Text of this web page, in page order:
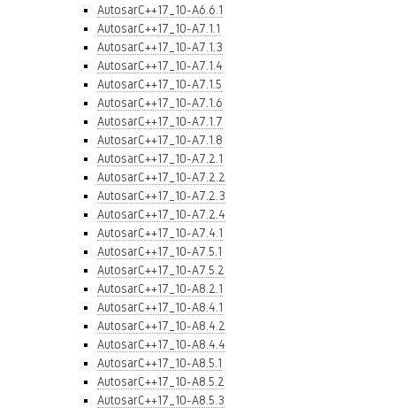
AutosarC++17_10-A6.6.1
AutosarC++17_10-A7.1.1
AutosarC++17_10-A7.1.3
AutosarC++17_10-A7.1.4
AutosarC++17_10-A7.1.5
AutosarC++17_10-A7.1.6
AutosarC++17_10-A7.1.7
AutosarC++17_10-A7.1.8
AutosarC++17_10-A7.2.1
AutosarC++17_10-A7.2.2
AutosarC++17_10-A7.2.3
AutosarC++17_10-A7.2.4
AutosarC++17_10-A7.4.1
AutosarC++17_10-A7.5.1
AutosarC++17_10-A7.5.2
AutosarC++17_10-A8.2.1
AutosarC++17_10-A8.4.1
AutosarC++17_10-A8.4.2
AutosarC++17_10-A8.4.4
AutosarC++17_10-A8.5.1
AutosarC++17_10-A8.5.2
AutosarC++17_10-A8.5.3